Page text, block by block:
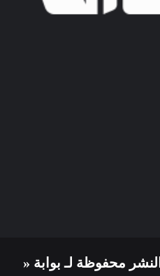
محفوظة لـ بوابة «